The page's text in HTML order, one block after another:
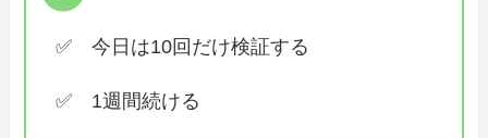
✅ 今日は10回だけ検証する
✅ 1週間続ける